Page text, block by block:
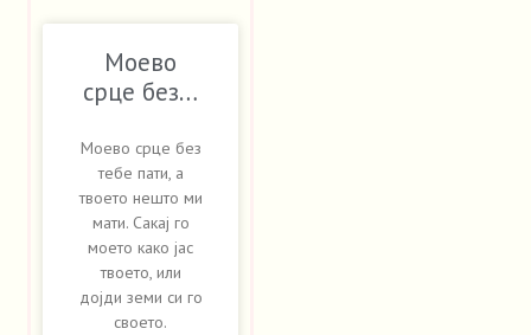
Моево
срце без…
Моево срце без
тебе пати, а
твоето нешто ми
мати. Сакај го
моето како јас
твоето, или
дојди земи си го
своето.